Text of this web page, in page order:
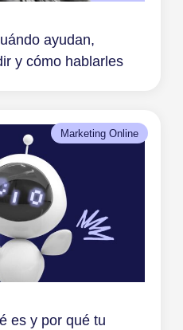
ayudan,
y cómo hablarles
Marketing Online
es y por qué tu